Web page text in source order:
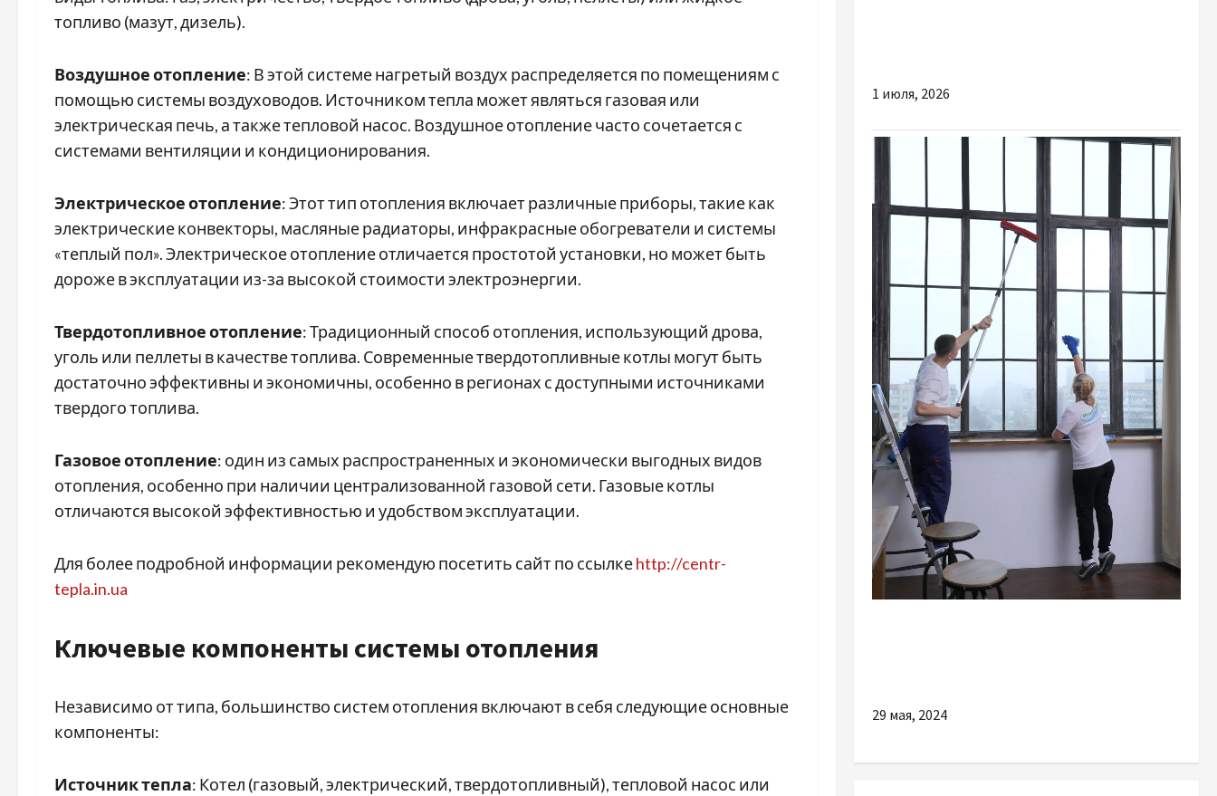
топливо (мазут, дизель).
Воздушное отопление: В этой системе нагретый воздух распределяется по помещениям с
помощью системы воздуховодов. Источником тепла может являться газовая или
электрическая печь, а также тепловой насос. Воздушное отопление часто сочетается с
системами вентиляции и кондиционирования.
Электрическое отопление: Этот тип отопления включает различные приборы, такие как
электрические конвекторы, масляные радиаторы, инфракрасные обогреватели и системы
«теплый пол». Электрическое отопление отличается простотой установки, но может быть
дороже в эксплуатации из-за высокой стоимости электроэнергии.
Твердотопливное отопление: Традиционный способ отопления, использующий дрова,
уголь или пеллеты в качестве топлива. Современные твердотопливные котлы могут быть
достаточно эффективны и экономичны, особенно в регионах с доступными источниками
твердого топлива.
Газовое отопление: один из самых распространенных и экономически выгодных видов
отопления, особенно при наличии централизованной газовой сети. Газовые котлы
отличаются высокой эффективностью и удобством эксплуатации.
Для более подробной информации рекомендую посетить сайт по ссылкеhttp://centr-
tepla.in.ua
Ключевые компоненты системы отопления
Независимо от типа, большинство систем отопления включают в себя следующие основные
компоненты:
Источник тепла: Котел (газовый, электрический, твердотопливный), тепловой насос или
1 июля, 2026
29 мая, 2024